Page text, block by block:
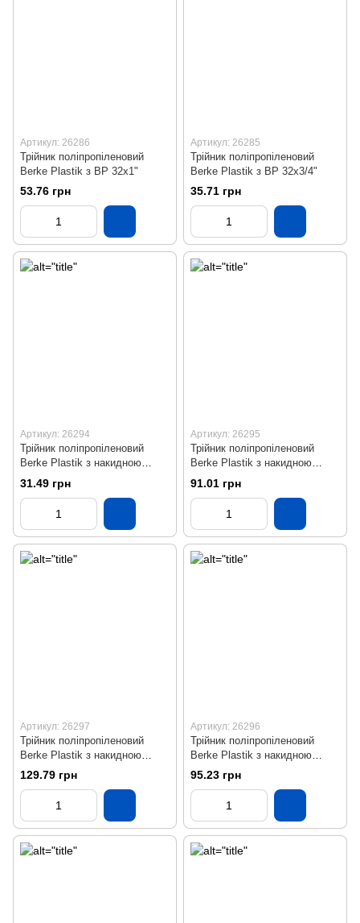
Артикул: 26286
Трійник поліпропіленовий
Berke Plastik з ВР 32х1"
53.76 грн
Артикул: 26285
Трійник поліпропіленовий
Berke Plastik з ВР 32х3/4"
35.71 грн
Артикул: 26294
Трійник поліпропіленовий
Berke Plastik з накидною
гайкою 20х1/2"
31.49 грн
Артикул: 26295
Трійник поліпропіленовий
Berke Plastik з накидною
гайкою 20х3/4 "
91.01 грн
Артикул: 26297
Трійник поліпропіленовий
Berke Plastik з накидною
гайкою 25х1"
129.79 грн
Артикул: 26296
Трійник поліпропіленовий
Berke Plastik з накидною
гайкою 25х3/4"
95.23 грн